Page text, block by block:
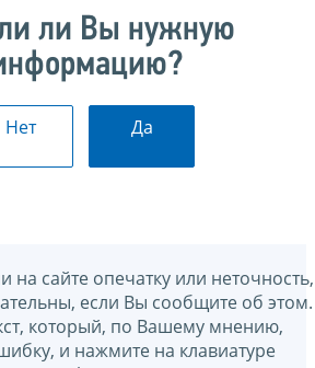
ли Вы нужную
Нет Да
на сайте опечатку или неточность,
если Вы сообщите об этом.
который, по Вашему мнению,
и нажмите на клавиатуре